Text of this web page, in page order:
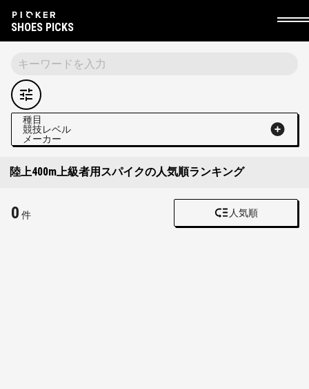
SHOES PICKS
種目
競技レベル
メーカー
陸上400m上級者用スパイクの人気順ランキング
0 件 人気順